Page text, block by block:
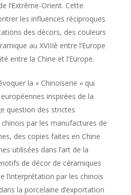
l’Extrême-Orient. Cette
les influences réciproques
des décors, des couleurs
au XVIIIè entre l’Europe
entre la Chine et l’Europe.
la « Chinoiserie » qui
inspirées de la
question des strictes
par les manufactures de
des copies faites en Chine
utilisées dans l’art de la
de décor de céramiques
l’interprétation par les chinois
la porcelaine d’exportation